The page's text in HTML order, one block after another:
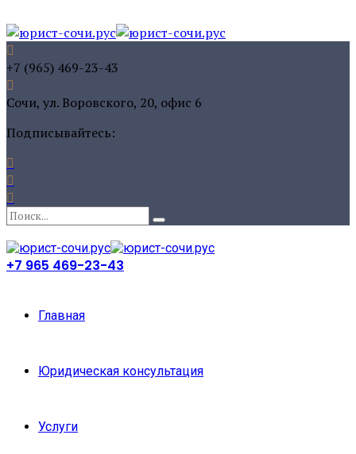
+7 (965) 469-23-43
Сочи, ул. Воровского, 20, офис 6
Подписывайтесь:
+7 965 469-23-43
Главная
Юридическая консультация
Услуги